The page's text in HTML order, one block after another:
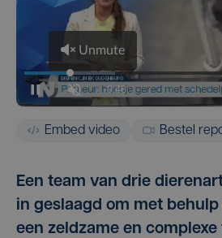
Embed video Bestel
Een team van drie
in geslaagd om met
een zeldzame en